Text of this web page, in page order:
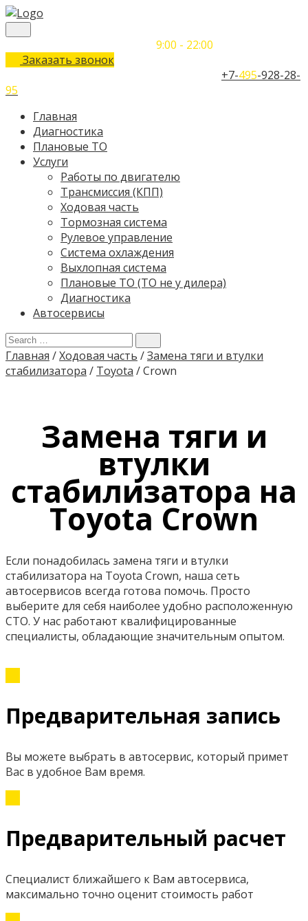
9:00 - 22:00
Заказать звонок
+7-495-928-28-
95
Главная
Диагностика
Плановые ТО
Услуги
Работы по двигателю
Трансмиссия (КПП)
Ходовая часть
Тормозная система
Рулевое управление
Система охлаждения
Выхлопная система
Плановые ТО (ТО не у дилера)
Диагностика
Автосервисы
Главная /Ходовая часть /Замена тяги и втулки
стабилизатора / Toyota /Crown
Замена тяги и
втулки
стабилизатора на
Toyota Crown
Если понадобилась замена тяги и втулки
стабилизатора на Toyota Crown, наша сеть
автосервисов всегда готова помочь. Просто
выберите для себя наиболее удобно расположенную
СТО. У нас работают квалифицированные
специалисты, обладающие значительным опытом.
Предварительная запись
Вы можете выбрать в автосервис, который примет
Вас в удобное Вам время.
Предварительный расчет
Специалист ближайшего к Вам автосервиса,
максимально точно оценит стоимость работ